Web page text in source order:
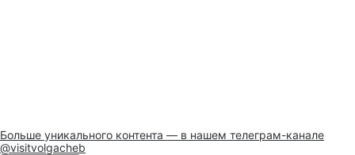
Больше уникального контента — в нашем телеграм-канале
@visitvolgacheb